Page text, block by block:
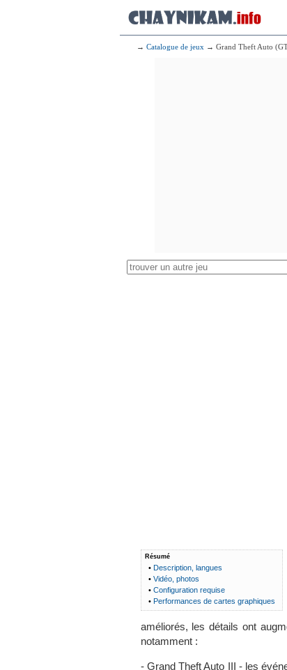
→ Catalogue de jeux → Grand Theft Auto
Résumé
• Description, langues
• Vidéo, photos
• Configuration requise
• Performances de cartes graphiques
améliorés, les détails ont
notamment :
- Grand Theft Auto III - les